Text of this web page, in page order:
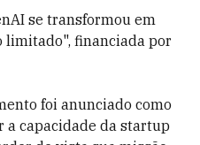
se transformou em
limitado", financiada por
foi anunciado como
capacidade da startup